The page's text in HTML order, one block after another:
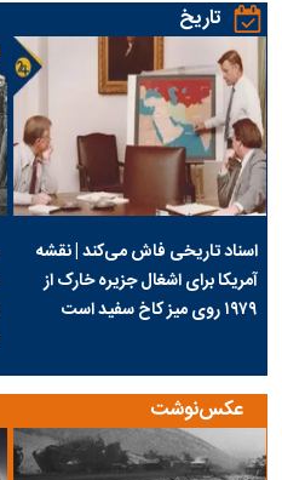
تاریخ
اسناد تاریخی فاش می‌کند | نقشه
آمریکا برای اشغال جزیره خارک از
۱۹۷۹ روی میز کاخ سفید است
عکس‌نوشت